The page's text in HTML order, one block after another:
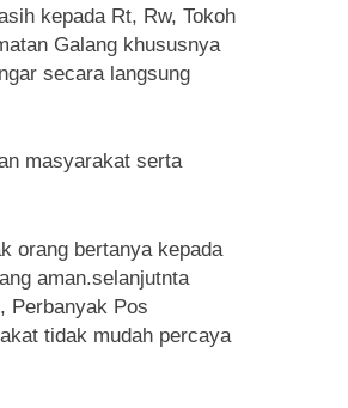
kepada Rt, Rw, Tokoh
Galang khususnya
secara langsung
masyarakat serta
orang bertanya kepada
aman.selanjutnta
Perbanyak Pos
tidak mudah percaya